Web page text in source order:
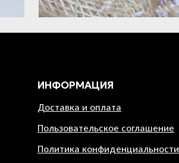
ИНФОРМАЦИЯ
Доставка и оплата
Пользовательское соглашение
Политика конфиденциальности